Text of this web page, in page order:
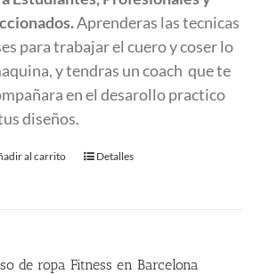
Aprenderas las tecnicas
para trabajar el cuero y coser lo
y tendras un coach que te
en el desarollo practico
diseños.
al carrito Detalles
de ropa Fitness en Barcelona